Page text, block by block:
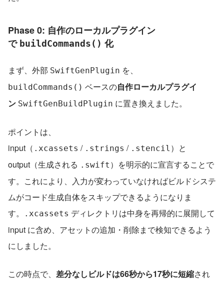
Phase 0: 自作のローカルプラグイン
で buildCommands() 化
まず、外部 SwiftGenPlugin を、
buildCommands() ベースの自作ローカルプラグイ
ン SwiftGenBuildPlugin に置き換えました。
ポイントは、
input（ .xcassets / .strings / .stencil ）と
output（生成される .swift ）を明示的に宣言することで
す。これにより、入力が変わっていなければビルドシステ
ムがコード生成自体をスキップできるようになりま
す。
.xcassets ディレクトリは中身を再帰的に展開して
input に含め、アセットの追加・削除まで検知できるよう
にしました。
この時点で、 差分なしビルドは66秒から17秒に短縮され